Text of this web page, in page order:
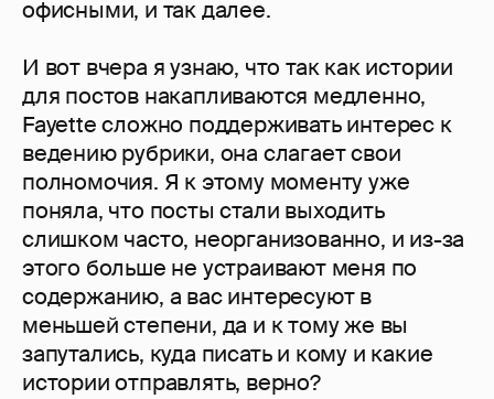
офисными, и так далее.
И вот вчера я узнаю, что так как истории
для постов накапливаются медленно,
Fayette сложно поддерживать интерес к
ведению рубрики, она слагает свои
полномочия. Я к этому моменту уже
поняла, что посты стали выходить
слишком часто, неорганизованно, и из-за
этого больше не устраивают меня по
содержанию, а вас интересуют в
меньшей степени, да и к тому же вы
запутались, куда писать и кому и какие
истории отправлять, верно?